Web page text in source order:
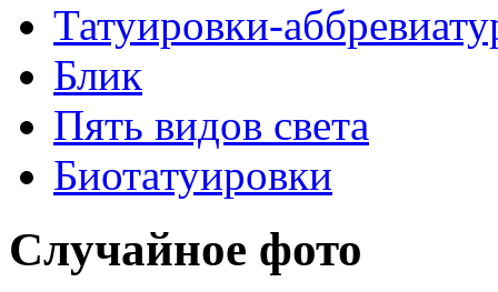
Татуировки-
Блик
Пять видов светa
Биотaтуировки
Случайнoе фото